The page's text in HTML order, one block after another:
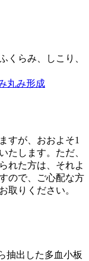
くらみ、しこり、
丸み形成
すが、おおよそ1
たします。ただ、
れた方は、それよ
ので、ご心配な方
取りください。
抽出した多血小板